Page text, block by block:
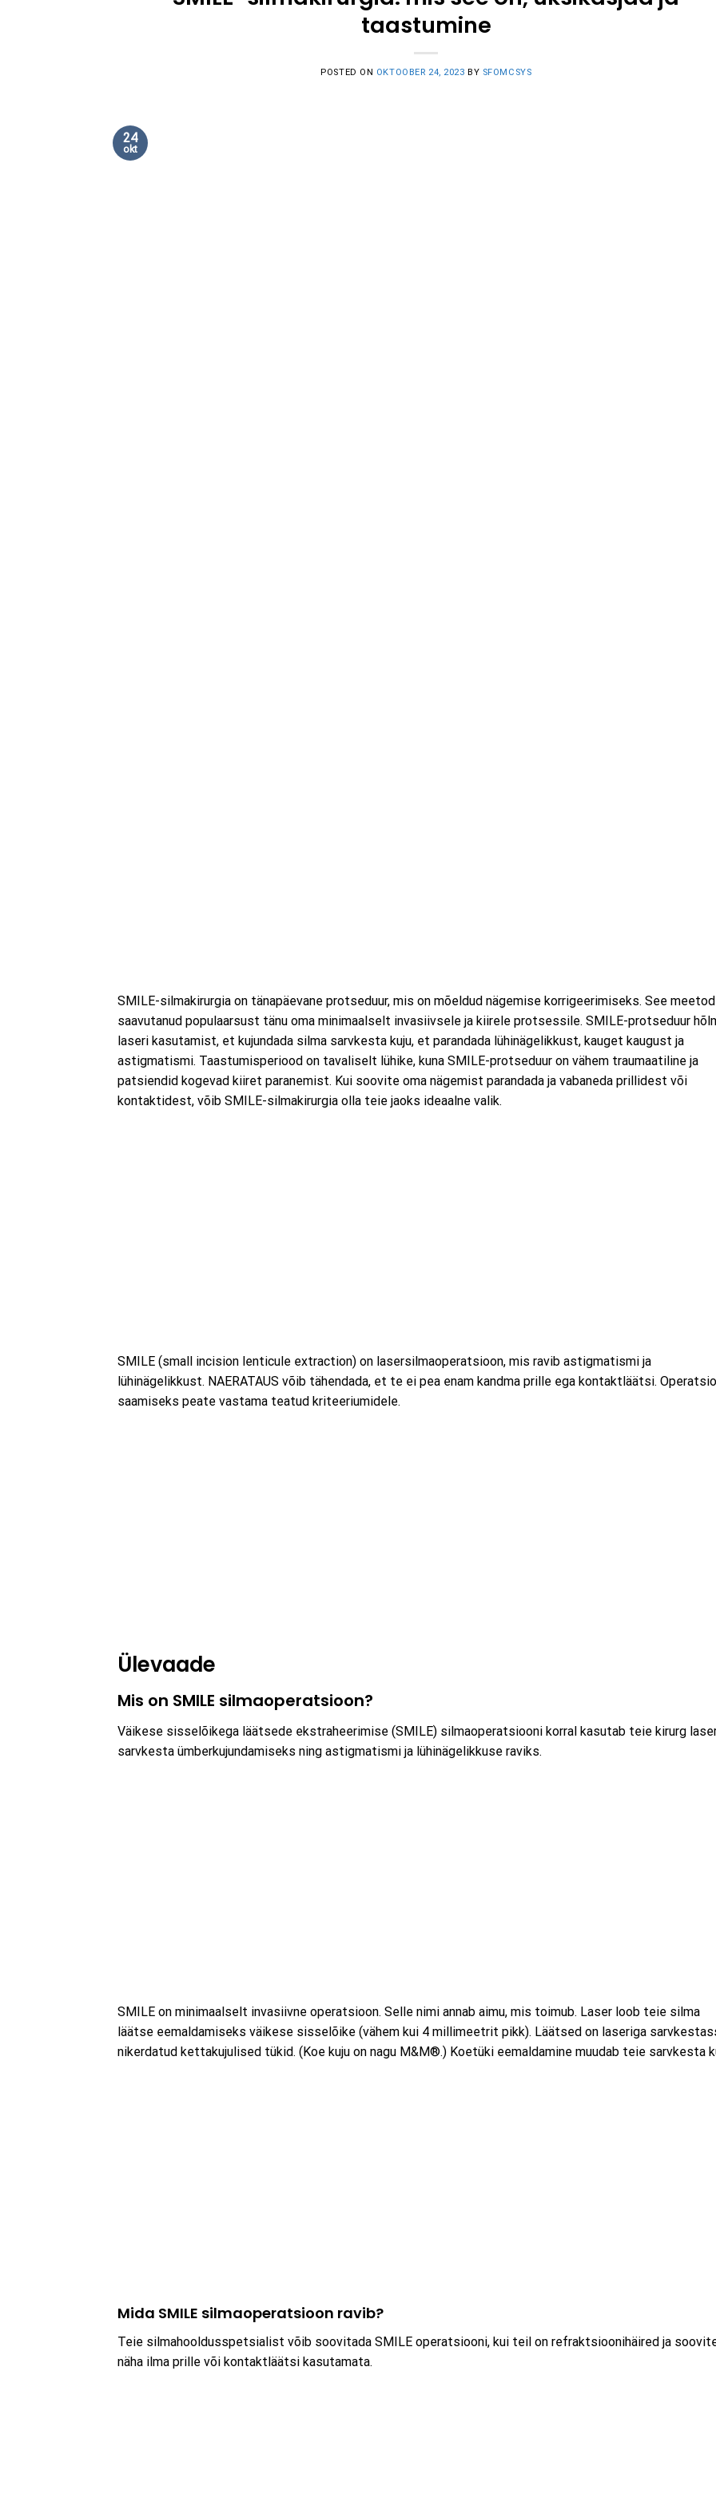
taastumine
POSTED ON OKTOOBER 24, 2023 BY SFOMCSYS
24
okt
SMILE-silmakirurgia on tänapäevane protseduur, mis on mõeldud nägemise korrigeerimiseks. See
saavutanud populaarsust tänu oma minimaalselt invasiivsele ja kiirele protsessile. SMILE-protseduur
laseri kasutamist, et kujundada silma sarvkesta kuju, et parandada lühinägelikkust, kauget kaugust ja
astigmatismi. Taastumisperiood on tavaliselt lühike, kuna SMILE-protseduur on vähem traumaatiline ja
patsiendid kogevad kiiret paranemist. Kui soovite oma nägemist parandada ja vabaneda prillidest või
kontaktidest, võib SMILE-silmakirurgia olla teie jaoks ideaalne valik.
SMILE (small incision lenticule extraction) on lasersilmaoperatsioon, mis ravib astigmatismi ja
lühinägelikkust. NAERATAUS võib tähendada, et te ei pea enam kandma prille ega kontaktläätsi.
saamiseks peate vastama teatud kriteeriumidele.
Ülevaade
Mis on SMILE silmaoperatsioon?
Väikese sisselõikega läätsede ekstraheerimise (SMILE) silmaoperatsiooni korral kasutab teie kirurg
sarvkesta ümberkujundamiseks ning astigmatismi ja lühinägelikkuse raviks.
SMILE on minimaalselt invasiivne operatsioon. Selle nimi annab aimu, mis toimub. Laser loob teie silma
läätse eemaldamiseks väikese sisselõike (vähem kui 4 millimeetrit pikk). Läätsed on laseriga
nikerdatud kettakujulised tükid. (Koe kuju on nagu M&M®.) Koetüki eemaldamine muudab teie sarvkesta
Mida SMILE silmaoperatsioon ravib?
Teie silmahooldusspetsialist võib soovitada SMILE operatsiooni, kui teil on refraktsioonihäired ja
näha ilma prille või kontaktläätsi kasutamata.